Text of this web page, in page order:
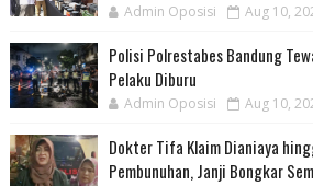
Admin Oposisi Aug 10,
Polisi Polrestabes Bandung
Pelaku Diburu
Admin Oposisi Aug 10,
Dokter Tifa Klaim Dianiaya
Pembunuhan, Janji Bongkar